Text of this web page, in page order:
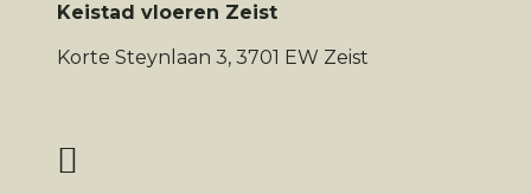
Keistad vloeren Zeist
Korte Steynlaan 3, 3701 EW Zeist